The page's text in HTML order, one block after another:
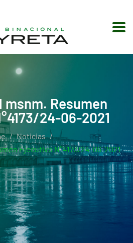
msnm. Resumen
24-06-2021
Noticias
Ejecutivo N°4173/24-06-2021